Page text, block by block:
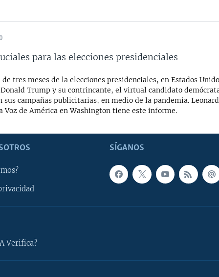
para las elecciones presidenciales
de tres meses de la elecciones presidenciales, en Estados
Trump y su contrincante, el virtual candidato
sus campañas publicitarias, en medio de la pandemia.
Voz de América en Washington tiene este informe.
SÍGANOS
Verifica?